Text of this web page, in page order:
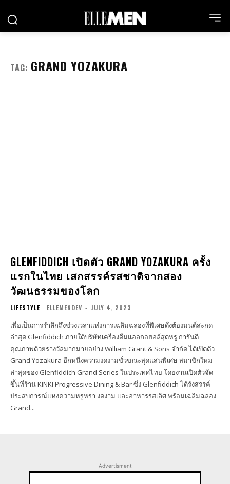
TAG: GRAND YOZAKURA
GLENFIDDICH เปิดตัว GRAND YOZAKURA ครั้ง
แรกในไทย เสกสรรค์รสชาติจากสอง
วัฒนธรรมของโลก
LIFESTYLE ELLEMENDEV - JULY 4, 2023
เพื่อเป็นการรำลึกถึงช่วงเวลาแห่งการเฉลิมฉลองที่พิเศษดั่งต้องมนต์สะกด
ล่าสุด Glenfiddich ภายใต้บริษัทเครื่องดื่มแอลกอฮอล์สุดหรู การันตี
คุณภาพด้วยรางวัลมากมายอย่าง William Grant & Sons จำกัด ได้เปิดตัว
Grand Yozakura อีกหนึ่งความงดงามชั่วขณะสุดแสนพิเศษ สมาชิกใหม่
ล่าสุดของ Glenfiddich Grand Series ในประเทศไทย โดยงานเปิดตัวจัด
ขึ้นที่ร้าน KINKI Progressive Dining & Bar ซึ่ง Glenfiddich ได้รังสรรค์
ประสบการณ์แห่งความหรูหรา งดงาม และอาหารรสเลิศ พร้อมเฉลิมฉลอง
Grand...
Advertisment